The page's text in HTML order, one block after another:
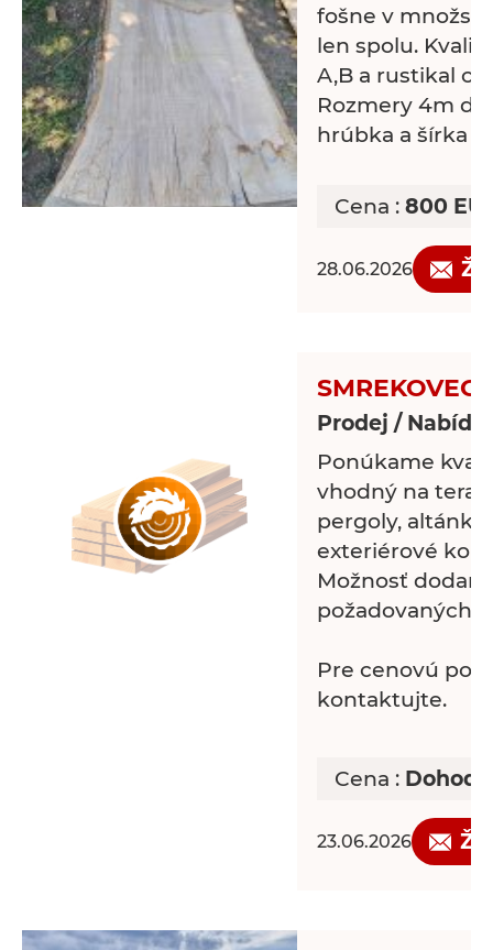
fošne v
len spolu.
A,B a rustikal
Rozmery 4m
hrúbka a šírka
Cena : 800
28.06.2026
SMREKOVEC
Prodej /
Ponúkame
vhodný na
pergoly,
exteriérové
Možnosť
požadovaných
Pre cenovú
kontaktujte.
Cena :
23.06.2026